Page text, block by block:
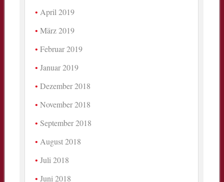
April 2019
März 2019
Februar 2019
Januar 2019
Dezember 2018
November 2018
September 2018
August 2018
Juli 2018
Juni 2018